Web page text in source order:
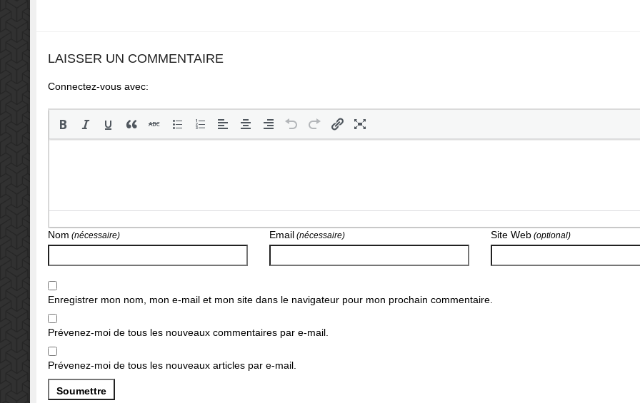
LAISSER UN COMMENTAIRE
Connectez-vous avec:
Nom (nécessaire) Email (nécessaire) Site Web(optional)
Enregistrer mon nom, mon e-mail et mon site dans le navigateur pour mon prochain commentaire.
Prévenez-moi de tous les nouveaux commentaires par e-mail.
Prévenez-moi de tous les nouveaux articles par e-mail.